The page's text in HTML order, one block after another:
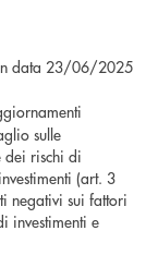
data 23/06/2025
sulle
dei rischi di
(art. 3
negativi sui fattori
investimenti e